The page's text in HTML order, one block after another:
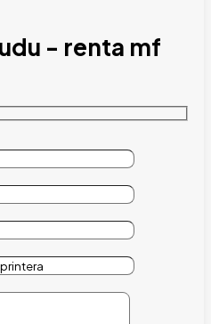
- renta mf